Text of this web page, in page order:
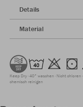
Details
Material
Keep Dry 40° waschen Nicht chloren
chemisch reinigen